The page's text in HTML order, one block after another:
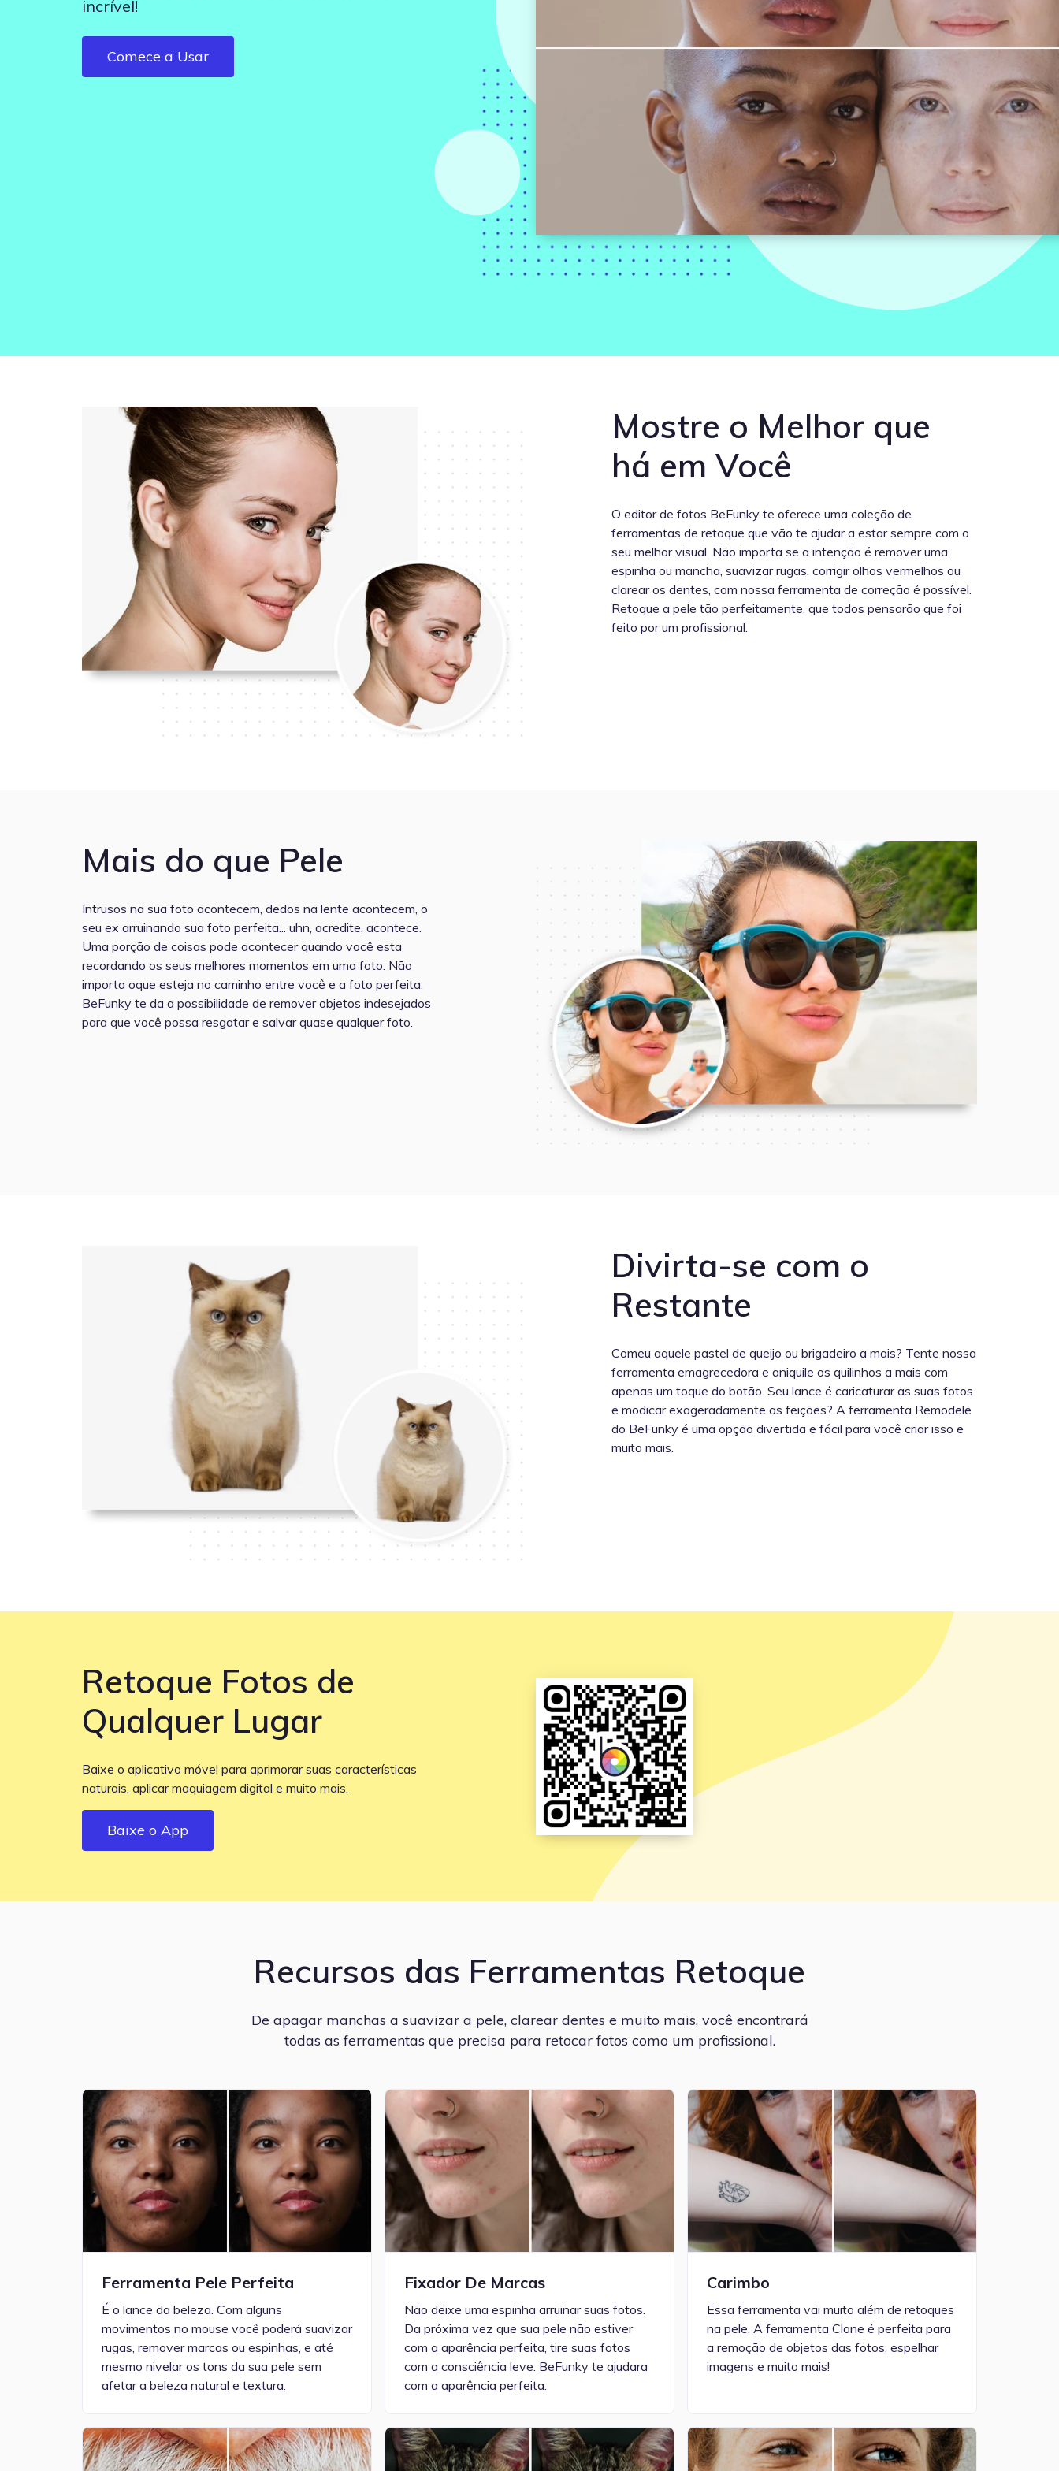
Tutoriais
todos os recursos criatividade
Informações sobre nossos
incrível!
Comece a Usar
Mostre o Melhor que
há em Você
O editor de fotos BeFunky te oferece uma coleção de
ferramentas de retoque que vão te ajudar a estar sempre com o
seu melhor visual. Não importa se a intenção é remover uma
espinha ou mancha, suavizar rugas, corrigir olhos vermelhos ou
clarear os dentes, com nossa ferramenta de correção é possível.
Retoque a pele tão perfeitamente, que todos pensarão que foi
feito por um profissional.
Mais do que Pele
Intrusos na sua foto acontecem, dedos na lente acontecem, o
seu ex arruinando sua foto perfeita... uhn, acredite, acontece.
Uma porção de coisas pode acontecer quando você esta
recordando os seus melhores momentos em uma foto. Não
importa oque esteja no caminho entre você e a foto perfeita,
BeFunky te da a possibilidade de remover objetos indesejados
para que você possa resgatar e salvar quase qualquer foto.
Divirta-se com o
Restante
Comeu aquele pastel de queijo ou brigadeiro a mais? Tente nossa
ferramenta emagrecedora e aniquile os quilinhos a mais com
apenas um toque do botão. Seu lance é caricaturar as suas fotos
e modicar exageradamente as feições? A ferramenta Remodele
do BeFunky é uma opção divertida e fácil para você criar isso e
muito mais.
Retoque Fotos de
Qualquer Lugar
Baixe o aplicativo móvel para aprimorar suas características
naturais, aplicar maquiagem digital e muito mais.
Baixe o App
Recursos das Ferramentas Retoque
De apagar manchas a suavizar a pele, clarear dentes e muito mais, você encontrará
todas as ferramentas que precisa para retocar fotos como um profissional.
Ferramenta Pele Perfeita
É o lance da beleza. Com alguns
movimentos no mouse você poderá suavizar
rugas, remover marcas ou espinhas, e até
mesmo nivelar os tons da sua pele sem
afetar a beleza natural e textura.
Fixador De Marcas
Não deixe uma espinha arruinar suas fotos.
Da próxima vez que sua pele não estiver
com a aparência perfeita, tire suas fotos
com a consciência leve. BeFunky te ajudara
com a aparência perfeita.
Carimbo
Essa ferramenta vai muito além de retoques
na pele. A ferramenta Clone é perfeita para
a remoção de objetos das fotos, espelhar
imagens e muito mais!